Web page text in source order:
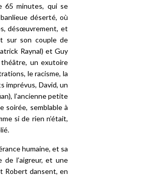
65 minutes, qui se
déserté, où
désœuvrement, et
sur son couple de
Raynal) et Guy
un exutoire
le racisme, la
imprévus, David, un
l’ancienne petite
soirée, semblable à
si de rien n’était,
humaine, et sa
de l’aigreur, et une
Robert dansent, en